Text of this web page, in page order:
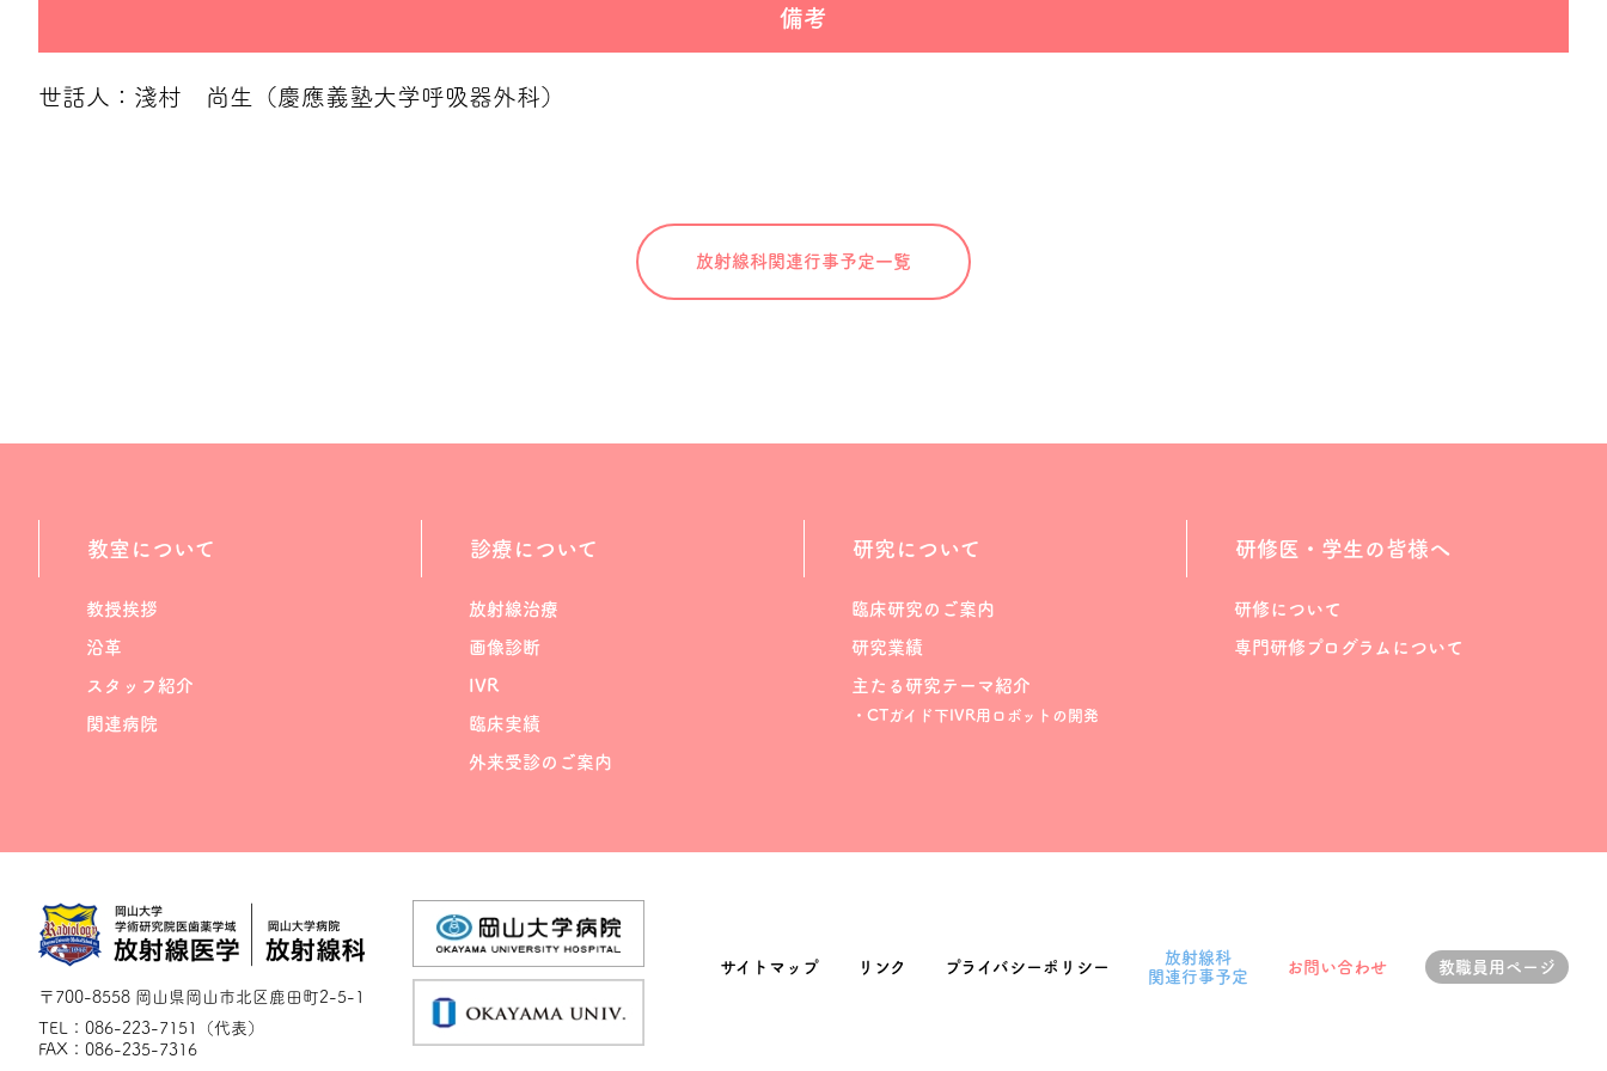
備考
世話人：淺村 尚生（慶應義塾大学呼吸器外科）
放射線科関連行事予定一覧
教室について
教授挨拶
沿革
スタッフ紹介
関連病院
診療について
放射線治療
画像診断
IVR
臨床実績
外来受診のご案内
研究について
臨床研究のご案内
研究業績
主たる研究テーマ紹介
・CTガイド下IVR用ロボットの開発
研修医・学生の皆様へ
研修について
専門研修プログラムについて
〒700-8558 岡山県岡山市北区鹿田町2-5-1
TEL：086-223-7151（代表）
FAX：086-235-7316
サイトマップ リンク プライバシーポリシー
放射線科
関連行事予定
お問い合わせ 教職員用ページ